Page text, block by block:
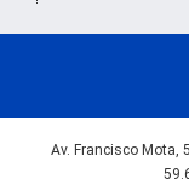
Av. Francisco Mota,